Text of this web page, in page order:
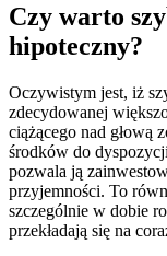
Czy warto
hipoteczny?
Oczywistym jest, iż
zdecydowanej
ciążącego nad głową
środków do
pozwala ją
przyjemności. To
szczególnie w dobie
przekładają się na